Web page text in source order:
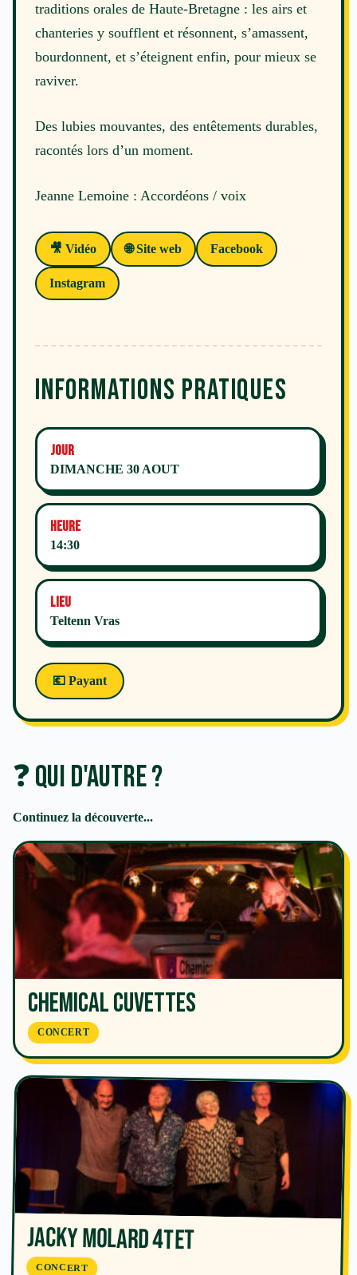
traditions orales de Haute-Bretagne : les airs et
chanteries y soufflent et résonnent, s’amassent,
bourdonnent, et s’éteignent enfin, pour mieux se
raviver.
Des lubies mouvantes, des entêtements durables,
racontés lors d’un moment.
Jeanne Lemoine : Accordéons / voix
🎥 Vidéo 🌐 Site web Facebook
Instagram
Informations pratiques
Jour
DIMANCHE 30 AOUT
Heure
14:30
Lieu
Teltenn Vras
💶 Payant
❓ Qui d'autre ?
Continuez la découverte...
Chemical Cuvettes
CONCERT
Jacky Molard 4tet
CONCERT